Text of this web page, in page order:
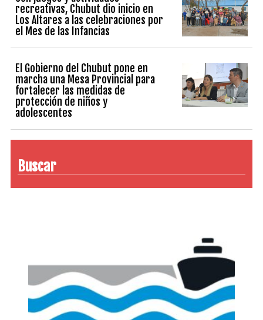
recreativas, Chubut dio inicio en
Los Altares a las celebraciones por
el Mes de las Infancias
El Gobierno del Chubut pone en
marcha una Mesa Provincial para
fortalecer las medidas de
protección de niños y
adolescentes
Buscar